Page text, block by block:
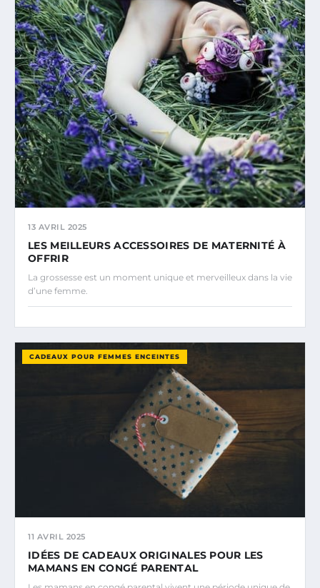
13 AVRIL 2025
LES MEILLEURS ACCESSOIRES DE MATERNITÉ À
OFFRIR
La grossesse est un moment unique et merveilleux dans la vie
d’une femme.
CADEAUX POUR FEMMES ENCEINTES
11 AVRIL 2025
IDÉES DE CADEAUX ORIGINALES POUR LES
MAMANS EN CONGÉ PARENTAL